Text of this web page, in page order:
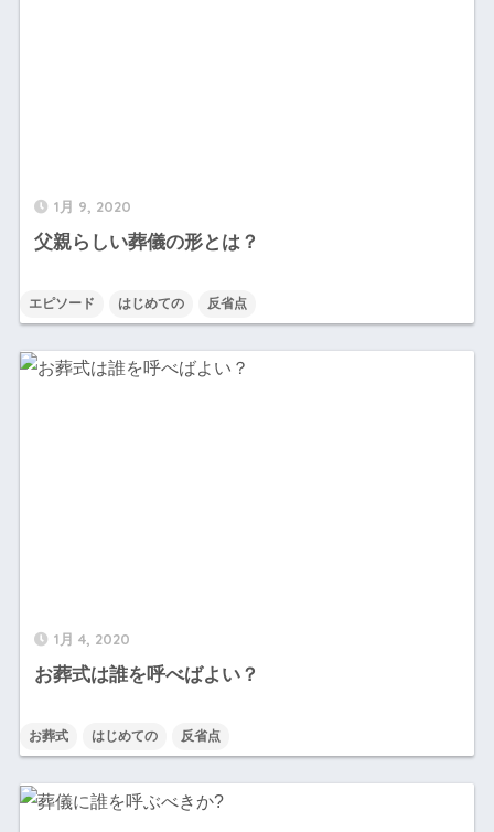
1月 9, 2020
父親らしい葬儀の形とは？
エピソード はじめての 反省点
1月 4, 2020
お葬式は誰を呼べばよい？
お葬式 はじめての 反省点